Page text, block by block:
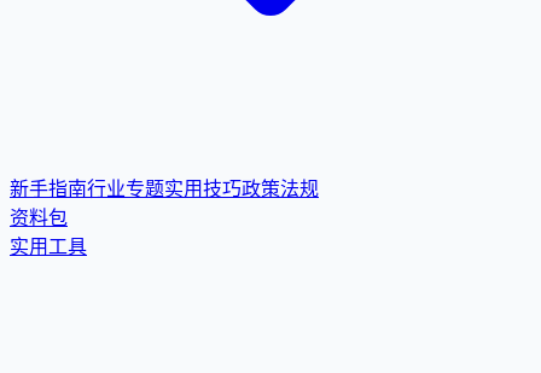
新手指南行业专题实用技巧政策法规
资料包
实用工具